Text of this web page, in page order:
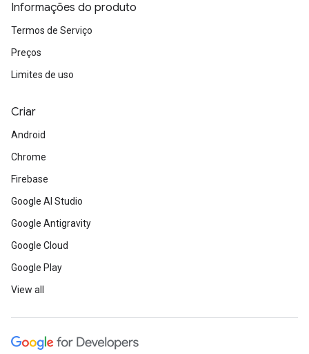
Informações do produto
Termos de Serviço
Preços
Limites de uso
Criar
Android
Chrome
Firebase
Google AI Studio
Google Antigravity
Google Cloud
Google Play
View all